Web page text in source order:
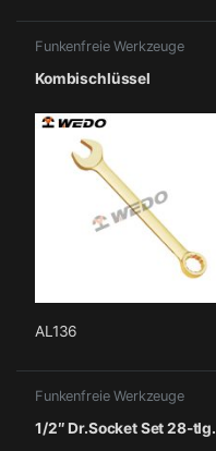
Funkenfreie Werkzeuge
Kombischlüssel
AL136
Funkenfreie Werkzeuge
1/2″ Dr.Socket Set 28-tlg.